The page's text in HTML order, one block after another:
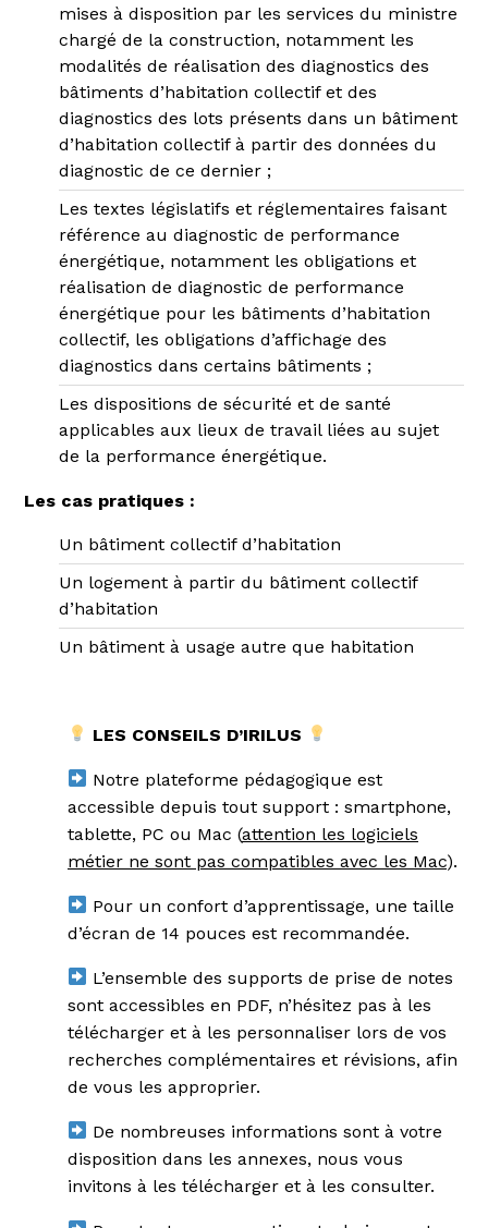
mises à disposition par les services du ministre
chargé de la construction, notamment les
modalités de réalisation des diagnostics des
bâtiments d’habitation collectif et des
diagnostics des lots présents dans un bâtiment
d’habitation collectif à partir des données du
diagnostic de ce dernier ;
Les textes législatifs et réglementaires faisant
référence au diagnostic de performance
énergétique, notamment les obligations et
réalisation de diagnostic de performance
énergétique pour les bâtiments d’habitation
collectif, les obligations d’affichage des
diagnostics dans certains bâtiments ;
Les dispositions de sécurité et de santé
applicables aux lieux de travail liées au sujet
de la performance énergétique.
Les cas pratiques :
Un bâtiment collectif d’habitation
Un logement à partir du bâtiment collectif
d’habitation
Un bâtiment à usage autre que habitation
LES CONSEILS D’IRILUS
Notre plateforme pédagogique est
accessible depuis tout support : smartphone,
tablette, PC ou Mac (attention les logiciels
métier ne sont pas compatibles avec les Mac).
Pour un confort d’apprentissage, une taille
d’écran de 14 pouces est recommandée.
L’ensemble des supports de prise de notes
sont accessibles en PDF, n’hésitez pas à les
télécharger et à les personnaliser lors de vos
recherches complémentaires et révisions, afin
de vous les approprier.
De nombreuses informations sont à votre
disposition dans les annexes, nous vous
invitons à les télécharger et à les consulter.